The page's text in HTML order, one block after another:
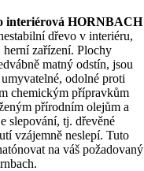
interiérová HORNBACH
dřevo v interiéru,
herní zařízení. Plochy
matný odstín, jsou
odolné proti
chemickým přípravkům
přírodním olejům a
slepování, tj. dřevěné
vzájemně neslepí. Tuto
na váš požadovaný